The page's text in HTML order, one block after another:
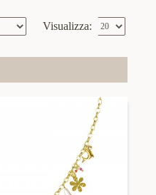
Visualizza: